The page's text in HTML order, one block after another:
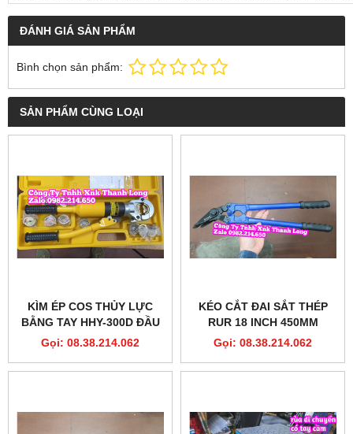
ĐÁNH GIÁ SẢN PHẨM
Bình chọn sản phẩm:
SẢN PHẨM CÙNG LOẠI
KÌM ÉP COS THỦY LỰC
BẰNG TAY HHY-300D ĐẦU
TRÒN 8 TẤN FULL KHUÔN
Gọi: 08.38.214.062
KÉO CẮT ĐAI SẮT THÉP
RUR 18 INCH 450MM
MODEL R4042
Gọi: 08.38.214.062